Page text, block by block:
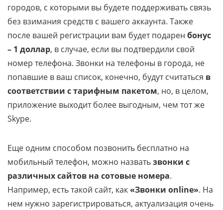
городов, с которыми вы будете поддерживать связь
без взимания средств с вашего аккаунта. Также
после вашей регистрации вам будет подарен бонус
– 1 доллар, в случае, если вы подтвердили свой
номер телефона. Звонки на телефоны в города, не
попавшие в ваш список, конечно, будут считаться в
соответствии с тарифным пакетом, но, в целом,
приложение выходит более выгодным, чем тот же
Skype.
Еще одним способом позвонить бесплатно на
мобильный телефон, можно назватьзвонки с
различных сайтов на сотовые номера.
Например, есть такой сайт, как«Звонки online». На
нем нужно зарегистрироваться, актуализация очень